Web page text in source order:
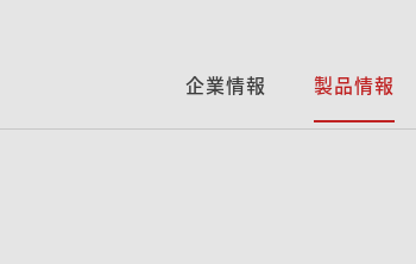
企業情報 製品情報